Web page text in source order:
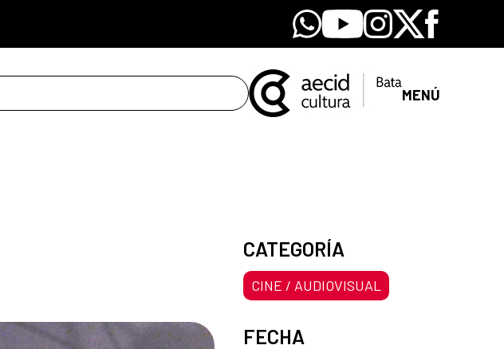
Whatsapp
YoutubeInstagram
X Facebook
MENÚ
CATEGORÍA
CINE / AUDIOVISUAL
FECHA